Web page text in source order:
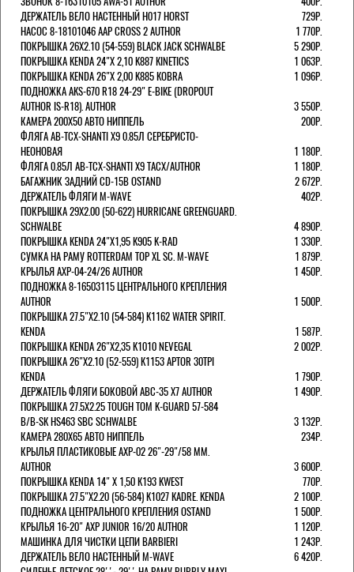
ДЕРЖАТЕЛЬ ВЕЛО НАСТЕННЫЙ H017 HORST
729Р.
НАСОС 8-18101046 AAP CROSS 2 AUTHOR
1 770Р.
ПОКРЫШКА 26X2.10 (54-559) BLACK JACK SCHWALBE
5 290Р.
ПОКРЫШКА KENDA 24"Х 2,10 K887 KINETICS
1 063Р.
ПОКРЫШКА KENDA 26"Х 2,00 K885 KOBRA
1 096Р.
ПОДНОЖКА AKS-670 R18 24-29" E-BIKE (DROPOUT
AUTHOR IS-R18). AUTHOR
3 550Р.
КАМЕРА 200Х50 АВТО НИППЕЛЬ
200Р.
ФЛЯГА AB-TCX-SHANTI X9 0.85Л СЕРЕБРИСТО-
НЕОНОВАЯ
1 180Р.
ФЛЯГА 0.85Л AB-TCX-SHANTI X9 TACX/AUTHOR
1 180Р.
БАГАЖНИК ЗАДНИЙ CD-15B OSTAND
2 672Р.
ДЕРЖАТЕЛЬ ФЛЯГИ M-WAVE
402Р.
ПОКРЫШКА 29X2.00 (50-622) HURRICANE GREENGUARD.
SCHWALBE
4 890Р.
ПОКРЫШКА KENDA 24"Х1,95 K905 K-RAD
1 330Р.
СУМКА НА РАМУ ROTTERDAM TOP XL SC. M-WAVE
1 879Р.
КРЫЛЬЯ AXP-04-24/26 AUTHOR
1 450Р.
ПОДНОЖКА 8-16503115 ЦЕНТРАЛЬНОГО КРЕПЛЕНИЯ
AUTHOR
1 500Р.
ПОКРЫШКА 27.5"Х2.10 (54-584) K1162 WATER SPIRIT.
KENDA
1 587Р.
ПОКРЫШКА KENDA 26"Х2,35 K1010 NEVEGAL
2 002Р.
ПОКРЫШКА 26"Х2.10 (52-559) K1153 APTOR 30TPI
KENDA
1 790Р.
ДЕРЖАТЕЛЬ ФЛЯГИ БОКОВОЙ ABC-35 X7 AUTHOR
1 490Р.
ПОКРЫШКА 27.5X2.25 TOUGH TOM K-GUARD 57-584
B/B-SK HS463 SBC SCHWALBE
3 132Р.
КАМЕРА 280Х65 АВТО НИППЕЛЬ
234Р.
КРЫЛЬЯ ПЛАСТИКОВЫЕ AXP-02 26"-29"/58 ММ.
AUTHOR
3 600Р.
ПОКРЫШКА KENDA 14" Х 1,50 K193 KWEST
770Р.
ПОКРЫШКА 27.5"Х2.20 (56-584) K1027 KADRE. KENDA
2 100Р.
ПОДНОЖКА ЦЕНТРАЛЬНОГО КРЕПЛЕНИЯ OSTAND
1 500Р.
КРЫЛЬЯ 16-20" AXP JUNIOR 16/20 AUTHOR
1 120Р.
МАШИНКА ДЛЯ ЧИСТКИ ЦЕПИ BARBIERI
1 243Р.
ДЕРЖАТЕЛЬ ВЕЛО НАСТЕННЫЙ M-WAVE
6 420Р.